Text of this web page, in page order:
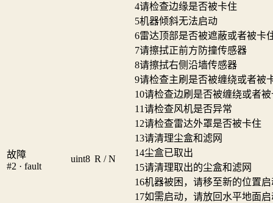
故障
#2 · fault
uint8 R / N
4请检查边缘是否被卡住
5机器倾斜无法启动
6雷达顶部是否被遮蔽或者被卡
7请擦拭正前方防撞传感器
8请擦拭右侧沿墙传感器
9请检查主刷是否被缠绕或者被
10请检查边刷是否被缠绕或者
11请检查风机是否异常
12请检查雷达外罩是否被卡住
13请清理尘盒和滤网
14尘盒已取出
15请清理取出的尘盒和滤网
16机器被困，请移至新的位置启
17如需启动，请放回水平地面启